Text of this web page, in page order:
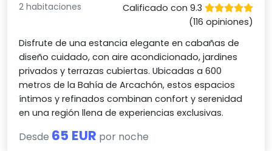
2 habitaciones
Calificado con 9.3
(116 opiniones)
Disfrute de una estancia elegante en cabañas de
diseño cuidado, con aire acondicionado, jardines
privados y terrazas cubiertas. Ubicadas a 600
metros de la Bahía de Arcachón, estos espacios
íntimos y refinados combinan confort y serenidad
en una región llena de experiencias exclusivas.
Desde 65 EUR por noche